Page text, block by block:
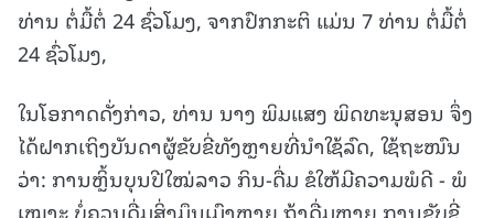
ທ່ານ ຕໍ່ມື້ຕໍ່ 24 ຊົ່ວໂມງ, ຈາກປົກກະຕິ ແມ່ນ 7 ທ່ານ ຕໍ່ມື້ຕໍ່
24 ຊົ່ວໂມງ,
ໃນໂອກາດດັ່ງກ່າວ, ທ່ານ ນາງ ພິມແສງ ພິດທະນຸສອນ ຈຶ່ງ
ໄດ້ຝາກເຖິງບັນດາຜູ້ຂັບຂີ່ທັງຫຼາຍທີ່ນໍາໃຊ້ລົດ, ໃຊ້ຖະໜົນ
ວ່າ: ການຫຼິ້ນບຸນປີໃໝ່ລາວ ກິນ-ດື່ມ ຂໍໃຫ້ມີຄວາມພໍດີ - ພໍ
ເໝາະ ບໍ່ຄວນດື່ມສິ່ງມຶນເມົາຫຼາຍ ຖ້າດື່ມຫຼາຍ ການຂັບຂີ່